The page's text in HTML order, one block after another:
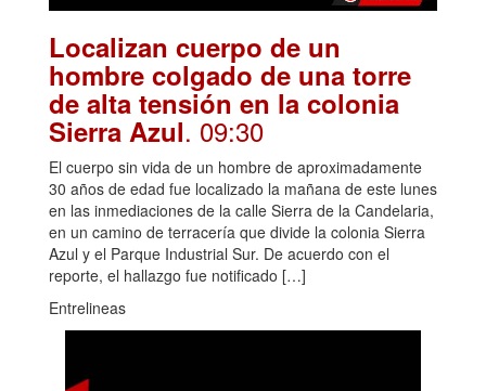
Localizan cuerpo de un
hombre colgado de una torre
de alta tensión en la colonia
Sierra Azul. 09:30
El cuerpo sin vida de un hombre de aproximadamente
30 años de edad fue localizado la mañana de este lunes
en las inmediaciones de la calle Sierra de la Candelaria,
en un camino de terracería que divide la colonia Sierra
Azul y el Parque Industrial Sur. De acuerdo con el
reporte, el hallazgo fue notificado […]
Entrelineas